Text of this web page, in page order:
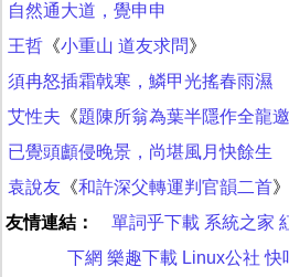
自然通大道，覺申申
王哲 《小重山 道友求問》
須冉怒插霜戟寒，鱗甲光搖春雨濕
艾性夫 《題陳所翁為葉半隱作全龍
已覺頭顱侵晚景，尚堪風月快餘生
袁說友 《和許深父轉運判官韻二首》
友情連結：
單詞乎下載 系統之家
下網 樂趣下載 Linux公社 快